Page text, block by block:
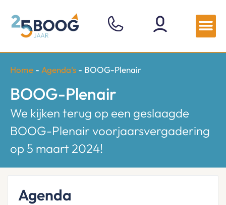
Home - Agenda's - BOOG-Plenair
BOOG-Plenair
We kijken terug op een geslaagde
BOOG-Plenair voorjaarsvergadering
op 5 maart 2024!
Agenda